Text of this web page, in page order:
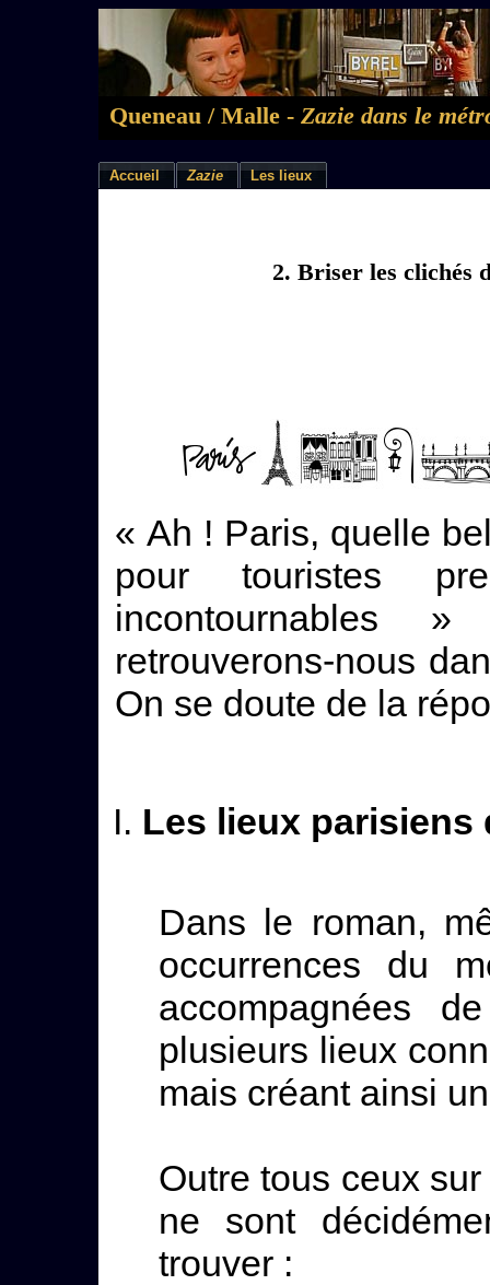
Queneau / Malle - Zazie dans le
Accueil Zazie Les lieux
2. Briser les clichés
« Ah ! Paris, quelle
pour touristes
incontournables
retrouverons-nous
On se doute de la
Les lieux parisiens
Dans le roman,
occurrences du
accompagnées
plusieurs lieux
mais créant ainsi
Outre tous ceux
ne sont
trouver :